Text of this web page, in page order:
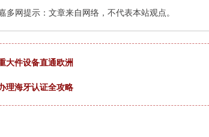
多网提示：文章来自网络，不代表本站观点。
大件设备直通欧洲
理海牙认证全攻略